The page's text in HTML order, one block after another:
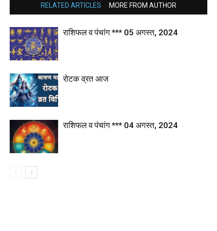
RELATED ARTICLES MORE FROM AUTHOR
राशिफल व पंचांग *** 05 अगस्त, 2024
रोटक व्रत आज
राशिफल व पंचांग *** 04 अगस्त, 2024